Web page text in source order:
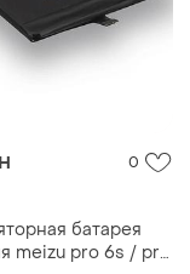
0
батарея
meizu pro 6s / pro